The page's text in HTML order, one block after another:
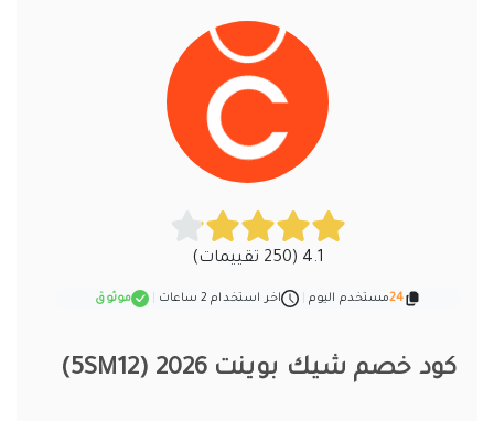
4.1 (250 تقييمات)
24مستخدم اليوم اخر استخدام 2 ساعات موثوق
كود خصم شيك بوينت2026
(5SM12)